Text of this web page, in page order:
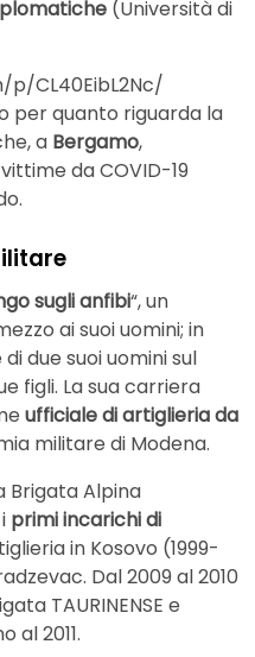
(Università di
CL40EibL2Nc/
per quanto riguarda la
a Bergamo,
da COVID-19
sugli anfibi“, un
ai suoi uomini; in
due suoi uomini sul
figli. La sua carriera
ufficiale di artiglieria da
militare di Modena.
Brigata Alpina
primi incarichi di
in Kosovo (1999-
Dal 2009 al 2010
TAURINENSE e
al 2011.